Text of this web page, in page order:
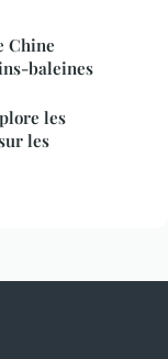
Chine
baleines
les
les